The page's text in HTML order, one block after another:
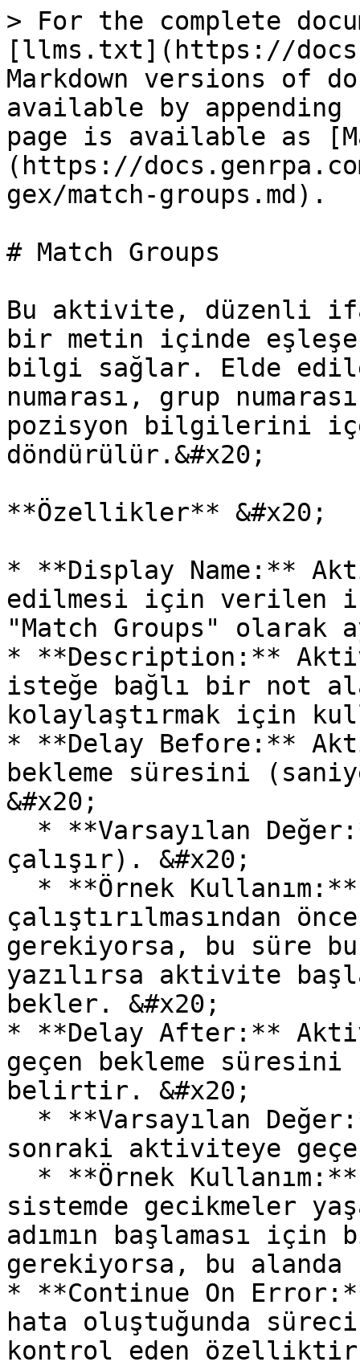
> For the complete
[llms.txt](https://
Markdown versions of
available by
page is available as
(https://
gex/match-groups.md).
# Match Groups
Bu aktivite, düzenli
bir metin içinde
bilgi sağlar. Elde
numarası, grup
pozisyon bilgilerini
döndürülür.&#x20;
**Özellikler** &#x20;
* **Display Name:**
edilmesi için verilen
"Match Groups" olarak
* **Description:**
isteğe bağlı bir not
kolaylaştırmak için
* **Delay Before:**
bekleme süresini
&#x20;
çalışır). &#x20;
çalıştırılmasından
gerekiyorsa, bu süre
yazılırsa aktivite
bekler. &#x20;
* **Delay After:**
geçen bekleme
belirtir. &#x20;
sonraki aktiviteye
sistemde gecikmeler
adımın başlaması
gerekiyorsa, bu
* **Continue On
hata oluştuğunda
kontrol eden